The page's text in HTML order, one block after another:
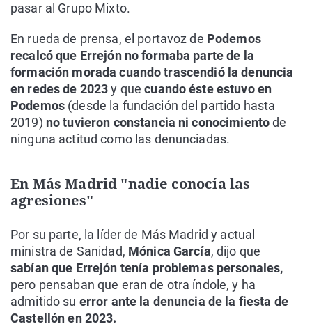
pasar al Grupo Mixto.
En rueda de prensa, el portavoz de Podemos
recalcó que Errejón no formaba parte de la
formación morada cuando trascendió la denuncia
en redes de 2023y que cuando éste estuvo en
Podemos(desde la fundación del partido hasta
2019) no tuvieron constancia ni conocimientode
ninguna actitud como las denunciadas.
En Más Madrid "nadie conocía las
agresiones"
Por su parte, la líder de Más Madrid y actual
ministra de Sanidad, Mónica García, dijo que
sabían que Errejón tenía problemas personales,
pero pensaban que eran de otra índole, y ha
admitido su error ante la denuncia de la fiesta de
Castellón en 2023.